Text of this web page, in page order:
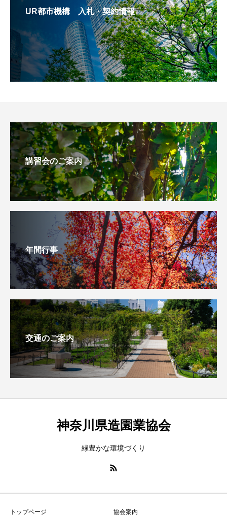
UR都市機構 入札・契約情報
講習会のご案内
年間行事
交通のご案内
神奈川県造園業協会
緑豊かな環境づくり
トップページ 協会案内